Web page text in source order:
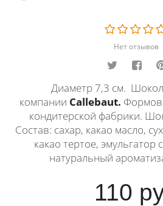
Нет отзывов
Диаметр 7,3 см.
компании Callebaut.
кондитерской фабрики.
Состав: сахар, какао масло,
какао тертое, эмульгатор
натуральный
110